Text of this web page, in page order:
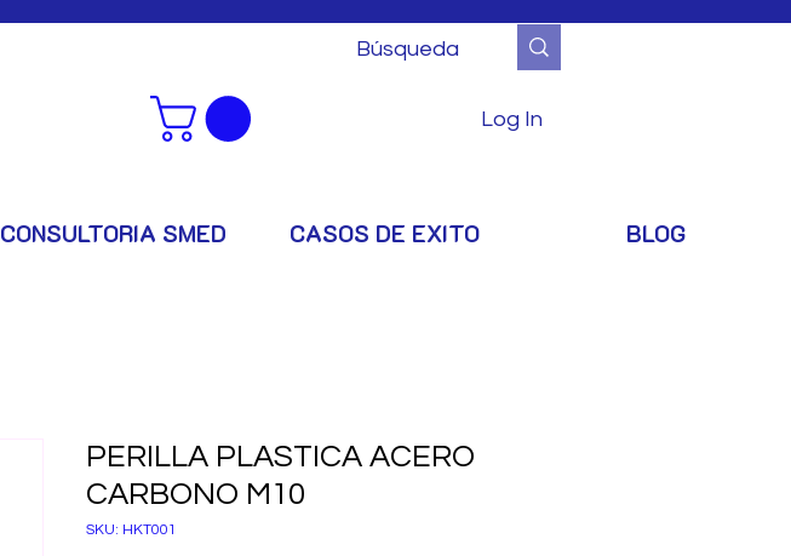
Log In
CONSULTORIA SMED CASOS DE EXITO BLOG
PERILLA PLASTICA ACERO
CARBONO M10
SKU: HKT001